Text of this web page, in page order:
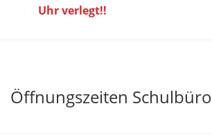
Uhr verlegt!!
Öffnungszeiten Schulbüro